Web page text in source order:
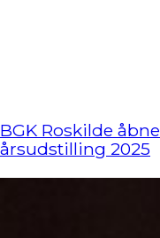
BGK Roskilde
årsudstilling 2025